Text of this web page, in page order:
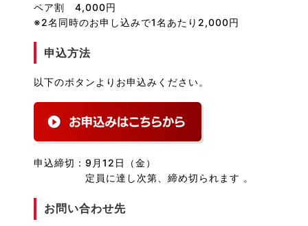
ペア割 4,000円
※2名同時のお申し込みで1名あたり2,000円
申込方法
以下のボタンよりお申込みください。
申込締切 ：9月12日（金）
定員に達し次第、締め切られます 。
お問い合わせ先